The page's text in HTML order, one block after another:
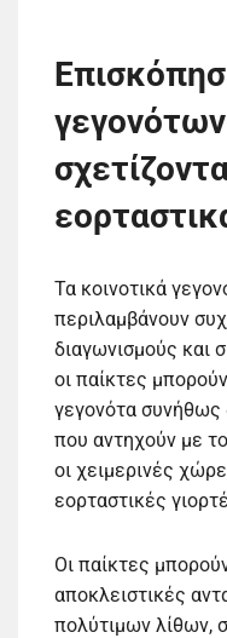
Τα κοινοτικά
περιλαμβάνουν
διαγωνισμούς και
οι παίκτες
γεγονότα συνήθως
που αντηχούν με
οι χειμερινές
εορταστικές
Οι παίκτες
αποκλειστικές
πολύτιμων λίθων,